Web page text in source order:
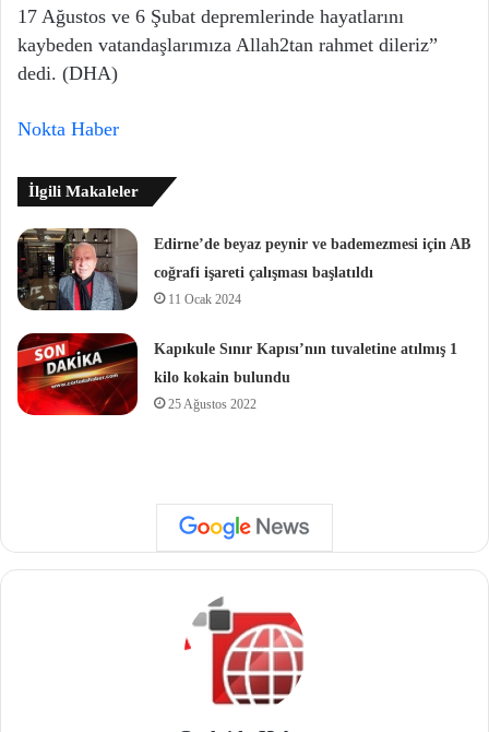
17 Ağustos ve 6 Şubat depremlerinde hayatlarını
kaybeden vatandaşlarımıza Allah2tan rahmet dileriz”
dedi. (DHA)
Nokta Haber
İlgili Makaleler
Edirne’de beyaz peynir ve bademezmesi için AB
coğrafi işareti çalışması başlatıldı
11 Ocak 2024
Kapıkule Sınır Kapısı’nın tuvaletine atılmış 1
kilo kokain bulundu
25 Ağustos 2022